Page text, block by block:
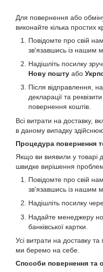
Для повернення або
виконайте кілька простих
Повідомте про свій
зв'язавшись із нашим
Надішліть посилку
Нову пошту або
Після відправлення,
декларації та
повернення коштів.
Всі витрати на доставку,
в даному випадку
Процедура повернення
Якщо ви виявили у товарі
швидке вирішення
Повідомте про свій
зв'язавшись із нашим
Надішліть посилку
Надайте менеджеру
банківської картки.
Усі витрати на доставку
ми беремо на себе.
Способи повернення та